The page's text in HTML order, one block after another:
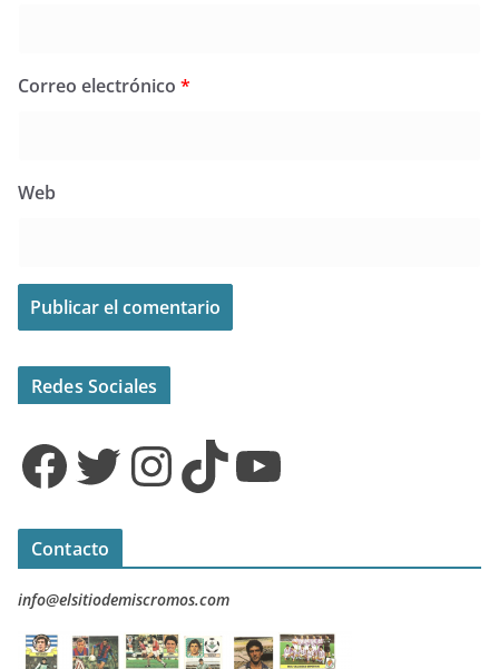
Correo electrónico *
Web
Redes Sociales
Facebook Twitter InstagramTikTok YouTube
Contacto
info@elsitiodemiscromos.com